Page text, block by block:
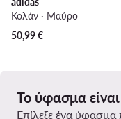
Κολάν · Μαύρο
50,99€
Το ύφασμα
Επίλεξε ένα